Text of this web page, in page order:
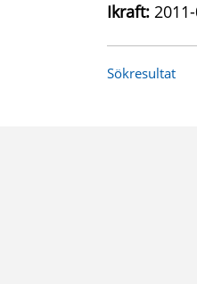
Ikraft:
Sökresultat